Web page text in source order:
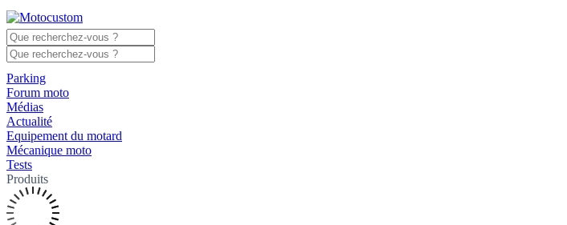
Parking
Forum moto
Médias
Actualité
Equipement du motard
Mécanique moto
Tests
Produits